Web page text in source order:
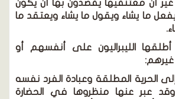
غير أن معتنقيها يقصدون بها أن يكون
يفعل ما يشاء ويقول ما يشاء ويعتقد ما
الليبراليون على أنفسهم أو
إلى الحرية المطلقة وعبادة الفرد نفسه
عبر عنها منظروها في الحضارة